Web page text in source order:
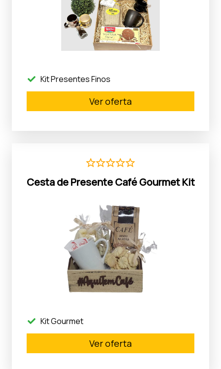
Kit Presentes Finos
Ver oferta
Cesta de Presente Café Gourmet Kit
Kit Gourmet
Ver oferta